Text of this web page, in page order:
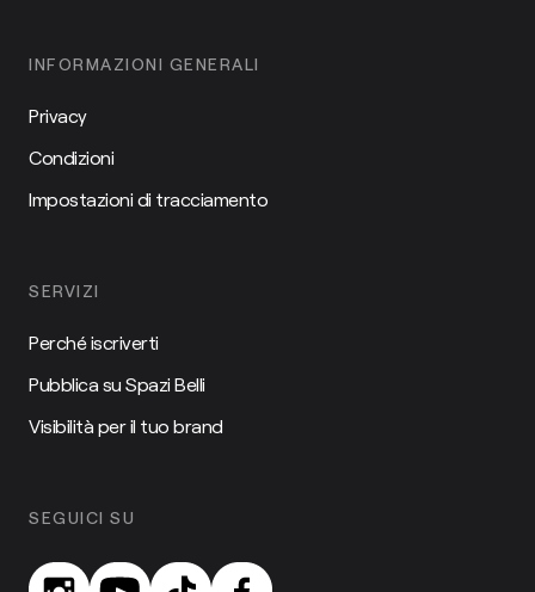
INFORMAZIONI GENERALI
Privacy
Condizioni
Impostazioni di tracciamento
SERVIZI
Perché iscriverti
Pubblica su Spazi Belli
Visibilità per il tuo brand
SEGUICI SU